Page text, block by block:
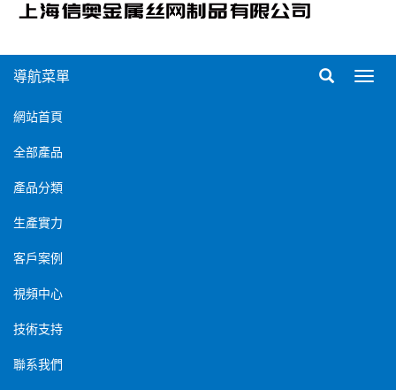
導
導航菜單
網站首頁
全部產品
產品分類
生產實力
客戶案例
視頻中心
技術支持
聯系我們